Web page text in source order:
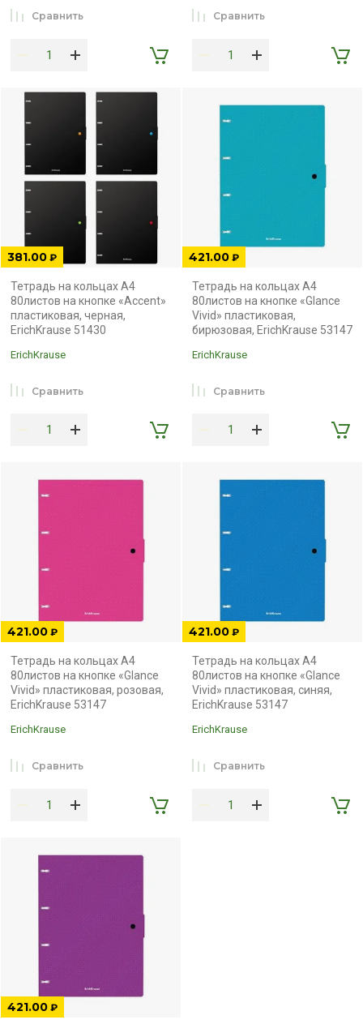
Сравнить Сравнить
381.00 ₽
Тетрадь на кольцах А4
80листов на кнопке «Accent»
пластиковая, черная,
ErichKrause 51430
ErichKrause
Сравнить
421.00 ₽
Тетрадь на кольцах А4
80листов на кнопке «Glance
Vivid» пластиковая,
бирюзовая, ErichKrause 53147
ErichKrause
Сравнить
421.00 ₽
Тетрадь на кольцах А4
80листов на кнопке «Glance
Vivid» пластиковая, розовая,
ErichKrause 53147
ErichKrause
Сравнить
421.00 ₽
Тетрадь на кольцах А4
80листов на кнопке «Glance
Vivid» пластиковая, синяя,
ErichKrause 53147
ErichKrause
Сравнить
421.00 ₽